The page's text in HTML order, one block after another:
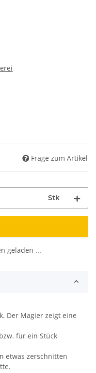
Frage zum Artikel
Stk
geladen ...
Der Magier zeigt eine
für ein Stück
etwas zerschnitten